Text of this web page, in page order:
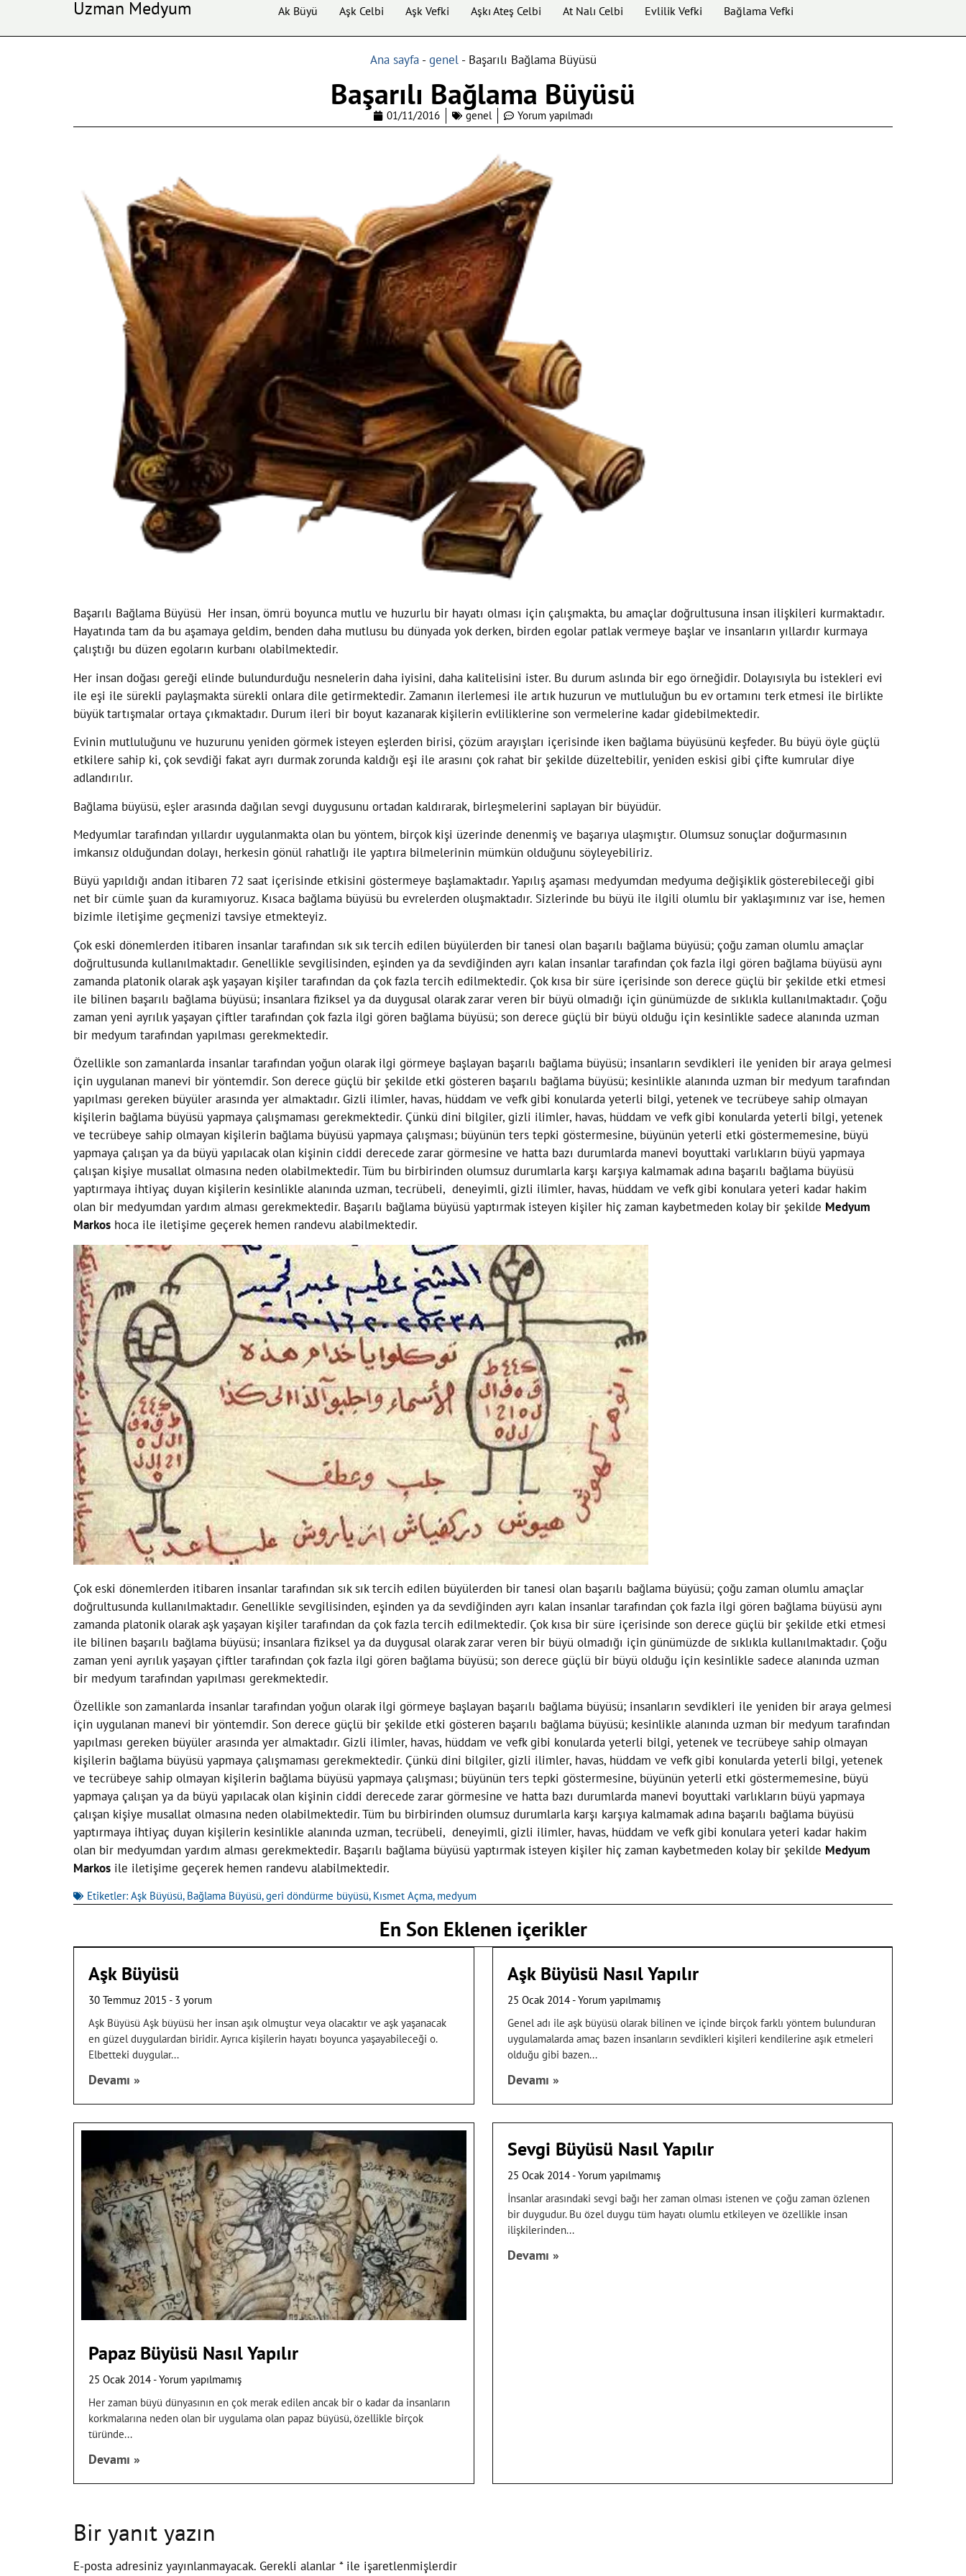
Uzman Medyum Ak Büyü Aşk Celbi Aşk Vefki Aşkı Ateş Celbi At Nalı Celbi Evlilik Vefki Bağlama Vefki
Ana sayfa-genel- Başarılı Bağlama Büyüsü
Başarılı Bağlama Büyüsü
01/11/2016 genel Yorum yapılmadı
Başarılı Bağlama Büyüsü Her insan, ömrü boyunca mutlu ve huzurlu bir hayatı olması için çalışmakta, bu amaçlar doğrultusuna insan ilişkileri kurmaktadır.
Hayatında tam da bu aşamaya geldim, benden daha mutlusu bu dünyada yok derken, birden egolar patlak vermeye başlar ve insanların yıllardır kurmaya
çalıştığı bu düzen egoların kurbanı olabilmektedir.
Her insan doğası gereği elinde bulundurduğu nesnelerin daha iyisini, daha kalitelisini ister. Bu durum aslında bir ego örneğidir. Dolayısıyla bu istekleri evi
ile eşi ile sürekli paylaşmakta sürekli onlara dile getirmektedir. Zamanın ilerlemesi ile artık huzurun ve mutluluğun bu ev ortamını terk etmesi ile birlikte
büyük tartışmalar ortaya çıkmaktadır. Durum ileri bir boyut kazanarak kişilerin evliliklerine son vermelerine kadar gidebilmektedir.
Evinin mutluluğunu ve huzurunu yeniden görmek isteyen eşlerden birisi, çözüm arayışları içerisinde iken bağlama büyüsünü keşfeder. Bu büyü öyle güçlü
etkilere sahip ki, çok sevdiği fakat ayrı durmak zorunda kaldığı eşi ile arasını çok rahat bir şekilde düzeltebilir, yeniden eskisi gibi çifte kumrular diye
adlandırılır.
Bağlama büyüsü, eşler arasında dağılan sevgi duygusunu ortadan kaldırarak, birleşmelerini saplayan bir büyüdür.
Medyumlar tarafından yıllardır uygulanmakta olan bu yöntem, birçok kişi üzerinde denenmiş ve başarıya ulaşmıştır. Olumsuz sonuçlar doğurmasının
imkansız olduğundan dolayı, herkesin gönül rahatlığı ile yaptıra bilmelerinin mümkün olduğunu söyleyebiliriz.
Büyü yapıldığı andan itibaren 72 saat içerisinde etkisini göstermeye başlamaktadır. Yapılış aşaması medyumdan medyuma değişiklik gösterebileceği gibi
net bir cümle şuan da kuramıyoruz. Kısaca bağlama büyüsü bu evrelerden oluşmaktadır. Sizlerinde bu büyü ile ilgili olumlu bir yaklaşımınız var ise, hemen
bizimle iletişime geçmenizi tavsiye etmekteyiz.
Çok eski dönemlerden itibaren insanlar tarafından sık sık tercih edilen büyülerden bir tanesi olan başarılı bağlama büyüsü; çoğu zaman olumlu amaçlar
doğrultusunda kullanılmaktadır. Genellikle sevgilisinden, eşinden ya da sevdiğinden ayrı kalan insanlar tarafından çok fazla ilgi gören bağlama büyüsü aynı
zamanda platonik olarak aşk yaşayan kişiler tarafından da çok fazla tercih edilmektedir. Çok kısa bir süre içerisinde son derece güçlü bir şekilde etki etmesi
ile bilinen başarılı bağlama büyüsü; insanlara fiziksel ya da duygusal olarak zarar veren bir büyü olmadığı için günümüzde de sıklıkla kullanılmaktadır. Çoğu
zaman yeni ayrılık yaşayan çiftler tarafından çok fazla ilgi gören bağlama büyüsü; son derece güçlü bir büyü olduğu için kesinlikle sadece alanında uzman
bir medyum tarafından yapılması gerekmektedir.
Özellikle son zamanlarda insanlar tarafından yoğun olarak ilgi görmeye başlayan başarılı bağlama büyüsü; insanların sevdikleri ile yeniden bir araya gelmesi
için uygulanan manevi bir yöntemdir. Son derece güçlü bir şekilde etki gösteren başarılı bağlama büyüsü; kesinlikle alanında uzman bir medyum tarafından
yapılması gereken büyüler arasında yer almaktadır. Gizli ilimler, havas, hüddam ve vefk gibi konularda yeterli bilgi, yetenek ve tecrübeye sahip olmayan
kişilerin bağlama büyüsü yapmaya çalışmaması gerekmektedir. Çünkü dini bilgiler, gizli ilimler, havas, hüddam ve vefk gibi konularda yeterli bilgi, yetenek
ve tecrübeye sahip olmayan kişilerin bağlama büyüsü yapmaya çalışması; büyünün ters tepki göstermesine, büyünün yeterli etki göstermemesine, büyü
yapmaya çalışan ya da büyü yapılacak olan kişinin ciddi derecede zarar görmesine ve hatta bazı durumlarda manevi boyuttaki varlıkların büyü yapmaya
çalışan kişiye musallat olmasına neden olabilmektedir. Tüm bu birbirinden olumsuz durumlarla karşı karşıya kalmamak adına başarılı bağlama büyüsü
yaptırmaya ihtiyaç duyan kişilerin kesinlikle alanında uzman, tecrübeli, deneyimli, gizli ilimler, havas, hüddam ve vefk gibi konulara yeteri kadar hakim
olan bir medyumdan yardım alması gerekmektedir. Başarılı bağlama büyüsü yaptırmak isteyen kişiler hiç zaman kaybetmeden kolay bir şekilde Medyum
Markos hoca ile iletişime geçerek hemen randevu alabilmektedir.
Çok eski dönemlerden itibaren insanlar tarafından sık sık tercih edilen büyülerden bir tanesi olan başarılı bağlama büyüsü; çoğu zaman olumlu amaçlar
doğrultusunda kullanılmaktadır. Genellikle sevgilisinden, eşinden ya da sevdiğinden ayrı kalan insanlar tarafından çok fazla ilgi gören bağlama büyüsü aynı
zamanda platonik olarak aşk yaşayan kişiler tarafından da çok fazla tercih edilmektedir. Çok kısa bir süre içerisinde son derece güçlü bir şekilde etki etmesi
ile bilinen başarılı bağlama büyüsü; insanlara fiziksel ya da duygusal olarak zarar veren bir büyü olmadığı için günümüzde de sıklıkla kullanılmaktadır. Çoğu
zaman yeni ayrılık yaşayan çiftler tarafından çok fazla ilgi gören bağlama büyüsü; son derece güçlü bir büyü olduğu için kesinlikle sadece alanında uzman
bir medyum tarafından yapılması gerekmektedir.
Özellikle son zamanlarda insanlar tarafından yoğun olarak ilgi görmeye başlayan başarılı bağlama büyüsü; insanların sevdikleri ile yeniden bir araya gelmesi
için uygulanan manevi bir yöntemdir. Son derece güçlü bir şekilde etki gösteren başarılı bağlama büyüsü; kesinlikle alanında uzman bir medyum tarafından
yapılması gereken büyüler arasında yer almaktadır. Gizli ilimler, havas, hüddam ve vefk gibi konularda yeterli bilgi, yetenek ve tecrübeye sahip olmayan
kişilerin bağlama büyüsü yapmaya çalışmaması gerekmektedir. Çünkü dini bilgiler, gizli ilimler, havas, hüddam ve vefk gibi konularda yeterli bilgi, yetenek
ve tecrübeye sahip olmayan kişilerin bağlama büyüsü yapmaya çalışması; büyünün ters tepki göstermesine, büyünün yeterli etki göstermemesine, büyü
yapmaya çalışan ya da büyü yapılacak olan kişinin ciddi derecede zarar görmesine ve hatta bazı durumlarda manevi boyuttaki varlıkların büyü yapmaya
çalışan kişiye musallat olmasına neden olabilmektedir. Tüm bu birbirinden olumsuz durumlarla karşı karşıya kalmamak adına başarılı bağlama büyüsü
yaptırmaya ihtiyaç duyan kişilerin kesinlikle alanında uzman, tecrübeli, deneyimli, gizli ilimler, havas, hüddam ve vefk gibi konulara yeteri kadar hakim
olan bir medyumdan yardım alması gerekmektedir. Başarılı bağlama büyüsü yaptırmak isteyen kişiler hiç zaman kaybetmeden kolay bir şekilde Medyum
Markos ile iletişime geçerek hemen randevu alabilmektedir.
Etiketler: Aşk Büyüsü, Bağlama Büyüsü,geri döndürme büyüsü, Kısmet Açma, medyum
En Son Eklenen içerikler
Aşk Büyüsü
30 Temmuz 2015
3 yorum
Aşk Büyüsü Aşk büyüsü her insan aşık olmuştur veya olacaktır ve aşk yaşanacak
en güzel duygulardan biridir. Ayrıca kişilerin hayatı boyunca yaşayabileceği o.
Elbetteki duygular
Devamı »
Aşk Büyüsü Nasıl Yapılır
25 Ocak 2014 Yorum yapılmamış
Genel adı ile aşk büyüsü olarak bilinen ve içinde birçok farklı yöntem bulunduran
uygulamalarda amaç bazen insanların sevdikleri kişileri kendilerine aşık etmeleri
olduğu gibi bazen
Devamı »
Papaz Büyüsü Nasıl Yapılır
25 Ocak 2014 Yorum yapılmamış
Her zaman büyü dünyasının en çok merak edilen ancak bir o kadar da insanların
korkmalarına neden olan bir uygulama olan papaz büyüsü, özellikle birçok
türünde
Devamı »
Sevgi Büyüsü Nasıl Yapılır
25 Ocak 2014 Yorum yapılmamış
İnsanlar arasındaki sevgi bağı her zaman olması istenen ve çoğu zaman özlenen
bir duygudur. Bu özel duygu tüm hayatı olumlu etkileyen ve özellikle insan
ilişkilerinden
Devamı »
Bir yanıt yazın
E-posta adresiniz yayınlanmayacak. Gerekli alanlar *ile işaretlenmişlerdir